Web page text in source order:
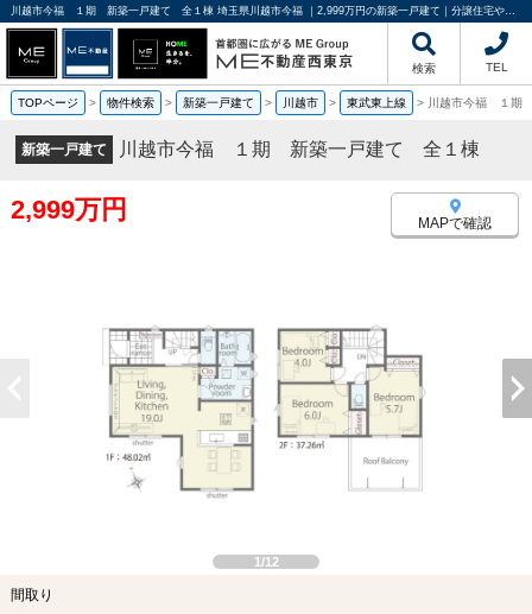
川越市今福 １期 新築一戸建て 全１棟 埼玉県川越市今福 ｜2,999万円の新築一戸建て｜分譲住宅や新築物件｜ME不動産西東京
検索 TEL
TOPページ > 物件検索 > 新築一戸建て > 川越市 > 東武東上線 > 川越市今福 １
新築一戸建て 川越市今福 １期 新築一戸建て 全１棟
2,999万円 MAPで確認
1/12
間取り